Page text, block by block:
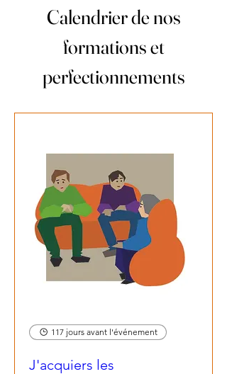
Calendrier de nos
formations et
perfectionnements
117 jours avant l'événement
J'acquiers les